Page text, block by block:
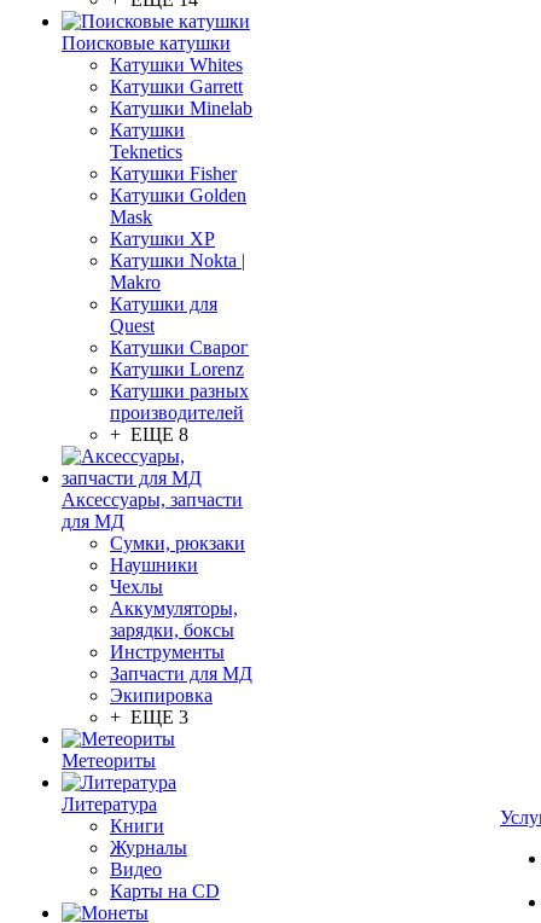
Поисковые катушки
Катушки Whites
Катушки Garrett
Катушки Minelab
Катушки
Teknetics
Катушки Fisher
Катушки Golden
Mask
Катушки XP
Катушки Nokta |
Makro
Катушки для
Quest
Катушки Сварог
Катушки Lorenz
Катушки разных
производителей
+ ЕЩЕ 8
Аксессуары, запчасти
для МД
Сумки, рюкзаки
Наушники
Чехлы
Аккумуляторы,
зарядки, боксы
Инструменты
Запчасти для МД
Экипировка
+ ЕЩЕ 3
Метеориты
Литература
Книги
Журналы
Видео
Карты на CD